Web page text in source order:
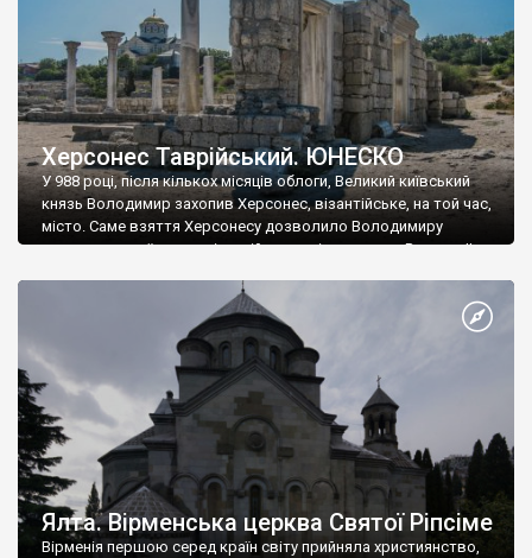
Херсонес Таврійський. ЮНЕСКО
У 988 році, після кількох місяців облоги, Великий київський
князь Володимир захопив Херсонес, візантійське, на той час,
місто. Саме взяття Херсонесу дозволило Володимиру
диктувати свої умови візантійському імператору Василю ІІ, та
Херсонесі Володимир-язичник, став Василем-християнином.
А потім було Хрещення Русі. На честь Херсонесу Таврійського
Ялта. Вірменська церква Святої Ріпсіме
Вірменія першою серед країн світу прийняла християнство,